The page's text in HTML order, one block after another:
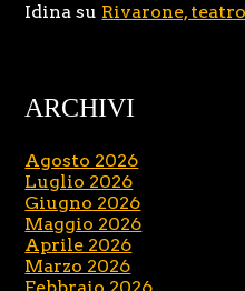
Idina su Rivarone,
ARCHIVI
Agosto 2026
Luglio 2026
Giugno 2026
Maggio 2026
Aprile 2026
Marzo 2026